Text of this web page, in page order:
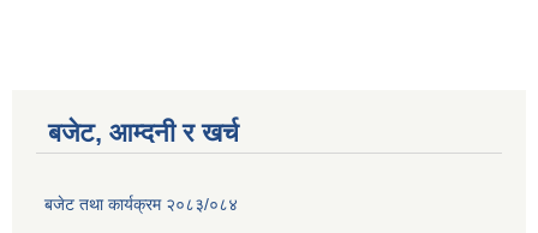
बजेट, आम्दनी र खर्च
बजेट तथा कार्यक्रम २०८३/०८४